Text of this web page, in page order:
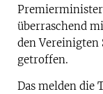
überraschend
den Vereinigten
getroffen.
Das melden die